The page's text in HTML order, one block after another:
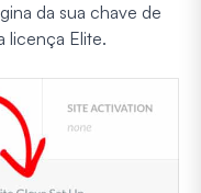
da sua chave de
licença Elite.